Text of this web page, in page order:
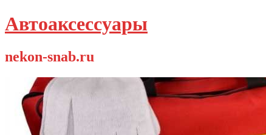
Автоаксессуары
nekon-snab.ru